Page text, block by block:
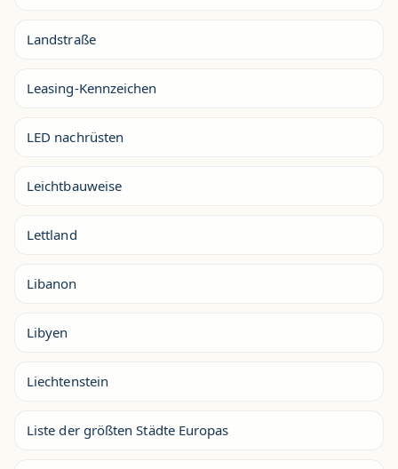
Landstraße
Leasing-Kennzeichen
LED nachrüsten
Leichtbauweise
Lettland
Libanon
Libyen
Liechtenstein
Liste der größten Städte Europas